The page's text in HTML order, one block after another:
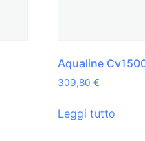
Aqualine
309,80€
Leggi tutto